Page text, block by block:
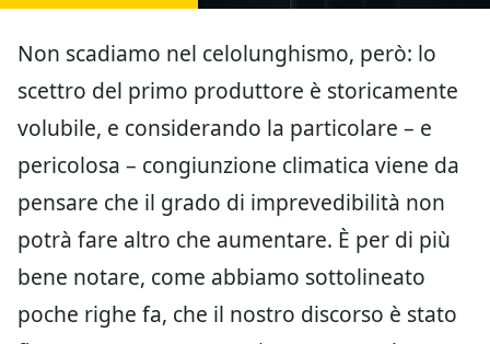
Non scadiamo nel celolunghismo, però: lo
scettro del primo produttore è storicamente
volubile, e considerando la particolare – e
pericolosa – congiunzione climatica viene da
pensare che il grado di imprevedibilità non
potrà fare altro che aumentare. È per di più
bene notare, come abbiamo sottolineato
poche righe fa, che il nostro discorso è stato